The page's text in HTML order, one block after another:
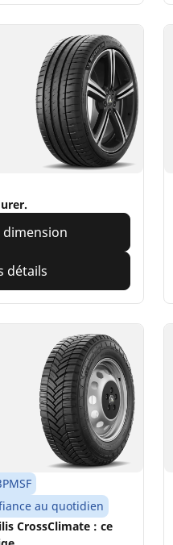
détails
au quotidien
CrossClimate : ce